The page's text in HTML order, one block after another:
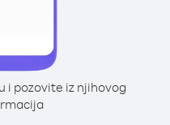
i pozovite iz njihovog